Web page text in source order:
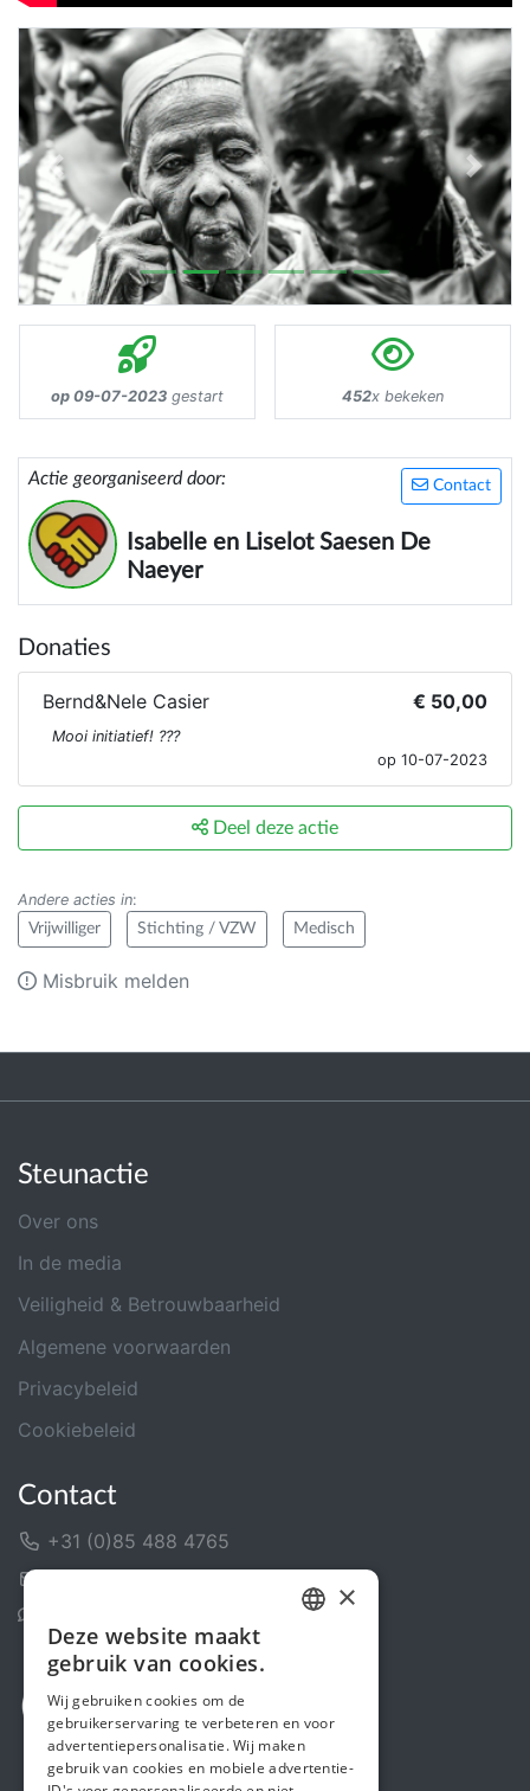
Previous Next
op 09-07-2023 gestart 452x bekeken
Contact
Actie georganiseerd door:
Isabelle en Liselot Saesen De
Naeyer
Donaties
Bernd&Nele Casier € 50,00
Mooi initiatief! ???
op 10-07-2023
Deel deze actie
Andere acties in:
Vrijwilliger Stichting / VZW Medisch
Misbruik melden
Steunactie
Over ons
In de media
Veiligheid & Betrouwbaarheid
Algemene voorwaarden
Privacybeleid
Cookiebeleid
Contact
+31 (0)85 488 4765
ENGLISH
×
Deze website maakt
gebruik van cookies.
Wij gebruiken cookies om de
gebruikerservaring te verbeteren en voor
advertentiepersonalisatie. Wij maken
gebruik van cookies en mobiele advertentie-